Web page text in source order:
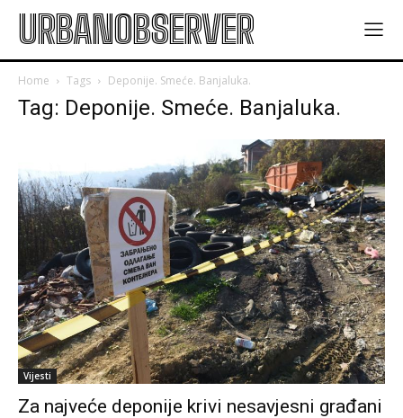
URBANOBSERVER
Home Tags Deponije. Smeće. Banjaluka.
Tag: Deponije. Smeće. Banjaluka.
Vijesti
Za najveće deponije krivi nesavjesni građani